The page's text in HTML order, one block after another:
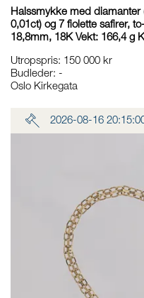
Halssmykke med diamanter
0,01ct) og 7 fiolette safirer,
18,8mm, 18K Vekt: 166,4 g
Utropspris: 150 000 kr
Budleder: -
Oslo Kirkegata
2026-08-16